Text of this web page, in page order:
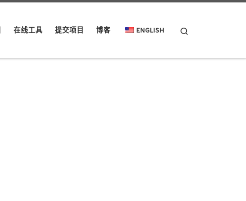
在线工具 提交项目 博客 ENGLISH